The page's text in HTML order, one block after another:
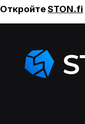
ОткройтеSTON.fi